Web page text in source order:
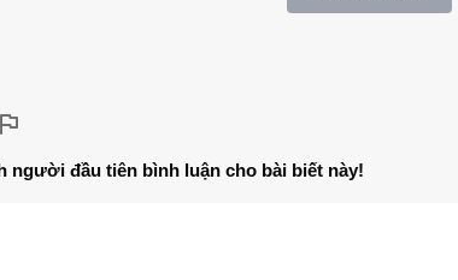
người đầu tiên bình luận cho bài biết này!